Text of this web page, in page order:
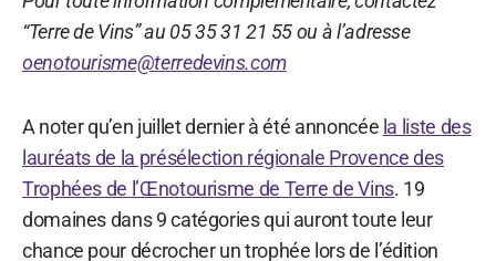
“Terre de Vins” au 05 35 31 21 55 ou à l’adresse
oenotourisme@terredevins.com
A noter qu’en juillet dernier à été annoncée la liste des
lauréats de la présélection régionale Provence des
Trophées de l’Œnotourisme de Terre de Vins. 19
domaines dans 9 catégories qui auront toute leur
chance pour décrocher un trophée lors de l’édition